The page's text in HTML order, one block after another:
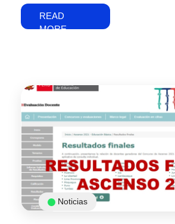
READ
MORE
Noticias